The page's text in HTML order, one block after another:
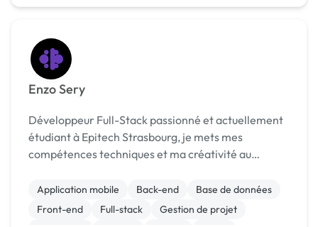
Enzo Sery
Développeur Full-Stack passionné et actuellement
étudiant à Epitech Strasbourg, je mets mes
compétences techniques et ma créativité au
Spécialisé en React, Node.js et Three.js, je suis
constamment en...
Application mobile Back-end
Base de données
Front-end
Full-stack
Gestion de projet